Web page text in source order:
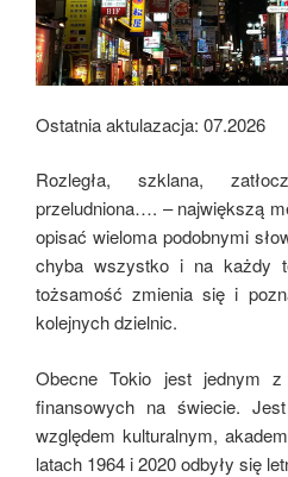
Ostatnia aktulazacja: 07.2026
Rozległa, szklana,
przeludniona…. – największą
opisać wieloma podobnymi
chyba wszystko i na każdy
tożsamość zmienia się i
kolejnych dzielnic.
Obecne Tokio jest jednym z
finansowych na świecie.
względem kulturalnym,
latach 1964 i 2020 odbyły się